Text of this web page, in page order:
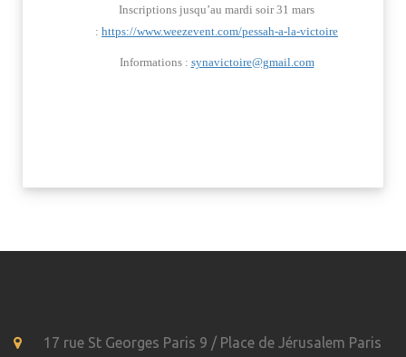
Inscriptions jusqu’au mardi soir 31 mars
: https://www.weezevent.com/pessah-a-la-victoire
Informations : synavictoire@gmail.com
17 rue St Georges Paris 9 / Place de Jérusalem Paris